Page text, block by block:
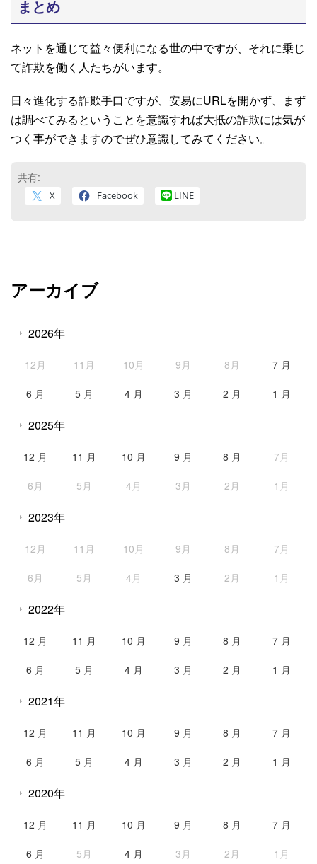
まとめ
ネットを通じて益々便利になる世の中ですが、それに乗じ
て詐欺を働く人たちがいます。
日々進化する詐欺手口ですが、安易にURLを開かず、まず
は調べてみるということを意識すれば大抵の詐欺には気が
つく事ができますのでぜひ意識してみてください。
共有:
X Facebook LINE
アーカイブ
2026年
12月 11月 10月 9月 8月 7 月
6 月 5 月 4 月 3 月 2 月 1 月
2025年
12 月 11 月 10 月 9 月 8 月 7月
6月 5月 4月 3月 2月 1月
2023年
12月 11月 10月 9月 8月 7月
6月 5月 4月 3 月 2月 1月
2022年
12 月 11 月 10 月 9 月 8 月 7 月
6 月 5 月 4 月 3 月 2 月 1 月
2021年
12 月 11 月 10 月 9 月 8 月 7 月
6 月 5 月 4 月 3 月 2 月 1 月
2020年
12 月 11 月 10 月 9 月 8 月 7 月
6 月 5月 4 月 3月 2月 1月